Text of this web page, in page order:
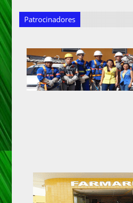
Patrocinadores